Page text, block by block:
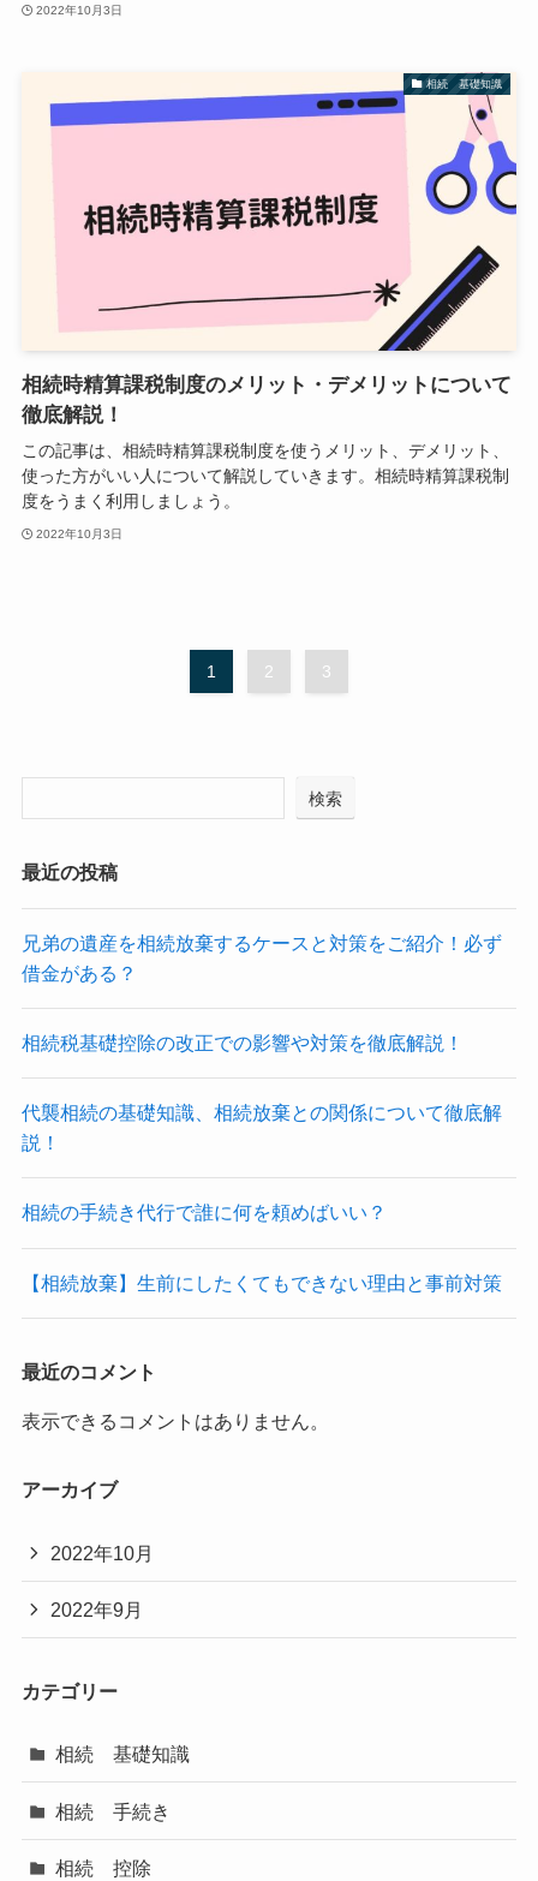
2022年10月3日
相続 基礎知識
相続時精算課税制度のメリット・デメリットについて
徹底解説！
この記事は、相続時精算課税制度を使うメリット、デメリット、
使った方がいい人について解説していきます。相続時精算課税制
度をうまく利用しましょう。
2022年10月3日
1 2 3
検索
最近の投稿
兄弟の遺産を相続放棄するケースと対策をご紹介！必ず
借金がある？
相続税基礎控除の改正での影響や対策を徹底解説！
代襲相続の基礎知識、相続放棄との関係について徹底解
説！
相続の手続き代行で誰に何を頼めばいい？
【相続放棄】生前にしたくてもできない理由と事前対策
最近のコメント
表示できるコメントはありません。
アーカイブ
2022年10月
2022年9月
カテゴリー
相続 基礎知識
相続 手続き
相続 控除